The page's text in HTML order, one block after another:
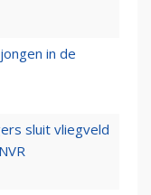
in de
sluit vliegveld